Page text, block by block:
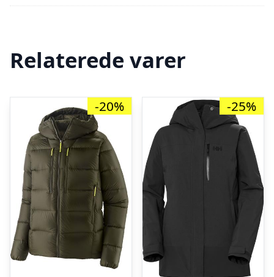
Relaterede varer
-20% -25%